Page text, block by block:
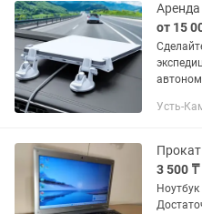
от 15
автономными!
Усть-
3 500 ₸